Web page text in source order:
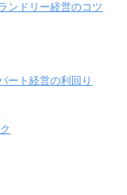
ンドリー経営のコツ
ート経営の利回り